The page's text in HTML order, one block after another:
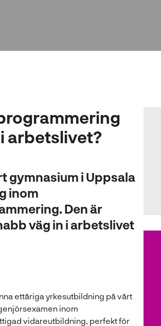
arbetslivet?
gymnasium i Uppsala
inom
Den är
väg in i arbetslivet
ettåriga yrkesutbildning på vårt
inom
vidareutbildning, perfekt för